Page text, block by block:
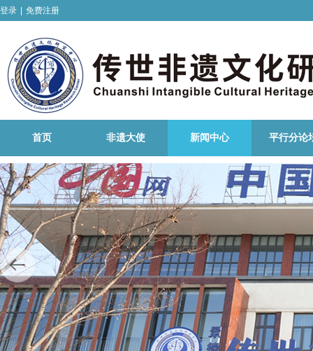
登录 免费注册
首页 非遗大使 新闻中心 平行分论